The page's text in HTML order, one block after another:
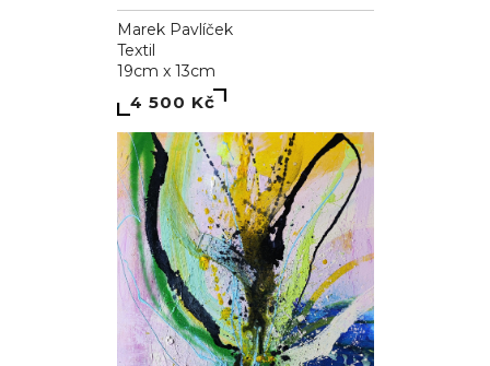
Marek Pavlíček
Textil
19cm x 13cm
4 500 Kč